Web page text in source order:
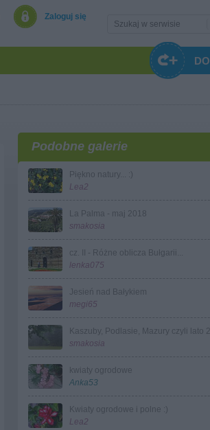
Zaloguj się
Podobne galerie
Piękno natury... :)
Lea2
La Palma - maj 2018
smakosia
cz. II - Różne oblicza Bułgarii...
lenka075
Jesień nad Bałykiem
megi65
smakosia
kwiaty ogrodowe
Anka53
Kwiaty ogrodowe i polne :)
Lea2